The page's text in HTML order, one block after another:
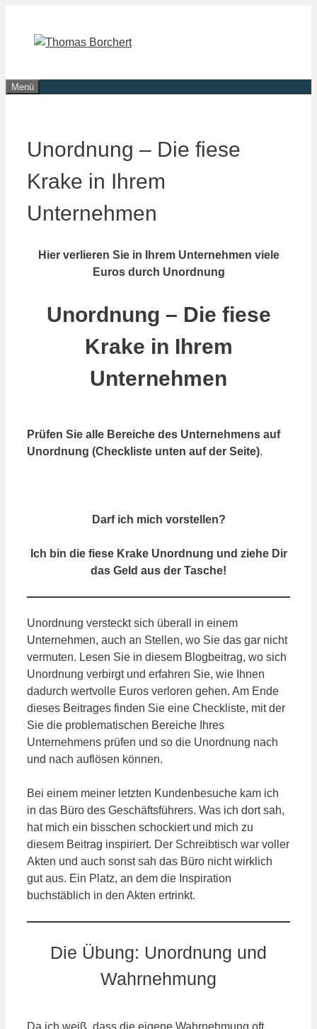
springen
Menü
Unordnung – Die fiese
Krake in Ihrem
Unternehmen
Hier verlieren Sie in Ihrem Unternehmen viele
Euros durch Unordnung
Unordnung – Die fiese
Krake in Ihrem
Unternehmen
Prüfen Sie alle Bereiche des Unternehmens auf
Unordnung (Checkliste unten auf der Seite).
Darf ich mich vorstellen?
Ich bin die fiese Krake Unordnung und ziehe Dir
das Geld aus der Tasche!
Unordnung versteckt sich überall in einem
Unternehmen, auch an Stellen, wo Sie das gar nicht
vermuten. Lesen Sie in diesem Blogbeitrag, wo sich
Unordnung verbirgt und erfahren Sie, wie Ihnen
dadurch wertvolle Euros verloren gehen. Am Ende
dieses Beitrages finden Sie eine Checkliste, mit der
Sie die problematischen Bereiche Ihres
Unternehmens prüfen und so die Unordnung nach
und nach auflösen können.
Bei einem meiner letzten Kundenbesuche kam ich
in das Büro des Geschäftsführers. Was ich dort sah,
hat mich ein bisschen schockiert und mich zu
diesem Beitrag inspiriert. Der Schreibtisch war voller
Akten und auch sonst sah das Büro nicht wirklich
gut aus. Ein Platz, an dem die Inspiration
buchstäblich in den Akten ertrinkt.
Die Übung: Unordnung und
Wahrnehmung